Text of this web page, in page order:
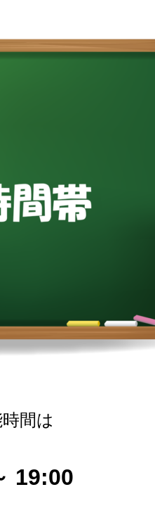
間は
19:00